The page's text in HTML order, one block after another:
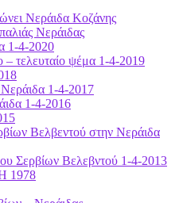
Νεράιδα Κοζάνης
Νεράιδας
1-4-2020
– τελευταίο ψέμα 1-4-2019
Νεράιδα 1-4-2017
1-4-2016
Βελβεντού στην Νεράιδα
Σερβίων Βελεβντού 1-4-2013
1978